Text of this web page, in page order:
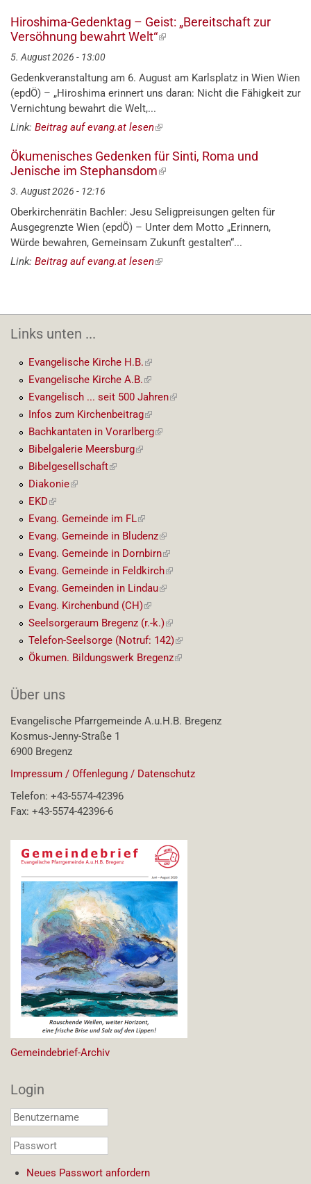
Hiroshima-Gedenktag – Geist: „Bereitschaft zur
Versöhnung bewahrt Welt“(externer
5. August 2026 - 13:00
Gedenkveranstaltung am 6. August am Karlsplatz in Wien Wien
(epdÖ) – „Hiroshima erinnert uns daran: Nicht die Fähigkeit zur
Vernichtung bewahrt die Welt,...
Link: Beitrag auf evang.at lesen(externer
Ökumenisches Gedenken für Sinti, Roma und
Jenische im Stephansdom(externer
3. August 2026 - 12:16
Oberkirchenrätin Bachler: Jesu Seligpreisungen gelten für
Ausgegrenzte Wien (epdÖ) – Unter dem Motto „Erinnern,
Würde bewahren, Gemeinsam Zukunft gestalten“...
Link: Beitrag auf evang.at lesen(externer
Links unten ...
Evangelische Kirche H.B.(externer
Link)
Evangelische Kirche A.B.(externer
Link)
Evangelisch ... seit 500 Jahren(externer
Infos zum Kirchenbeitrag(externer
Link)
Bachkantaten in Vorarlberg(externer
Bibelgalerie Meersburg(externer
Bibelgesellschaft(externer
Diakonie(externer
EKD(externer
Link)
Evang. Gemeinde im FL(externer
Link)
Evang. Gemeinde in Bludenz(externer
Link)
Evang. Gemeinde in Dornbirn(externer
Link)
Evang. Gemeinde in Feldkirch(externer
Link)
Evang. Gemeinden in Lindau(externer
Evang. Kirchenbund (CH)(externer
Link)
Seelsorgeraum Bregenz (r.-k.)(externer
Link)
Telefon-Seelsorge (Notruf: 142)(externer
Link)
Ökumen. Bildungswerk Bregenz(externer
Über uns
Evangelische Pfarrgemeinde A.u.H.B. Bregenz
Kosmus-Jenny-Straße 1
6900 Bregenz
Impressum / Offenlegung / Datenschutz
Telefon: +43-5574-42396
Fax: +43-5574-42396-6
Gemeindebrief-Archiv
Login
Benutzername
Passwort
Neues Passwort anfordern